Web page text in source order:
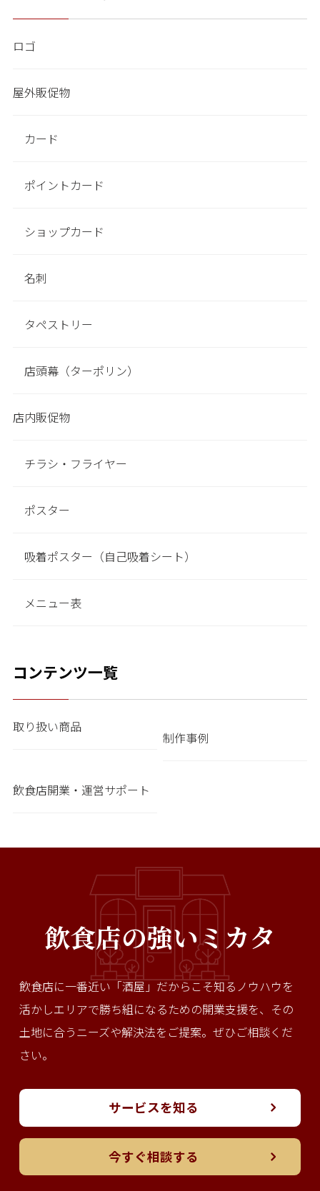
ロゴ
屋外販促物
カード
ポイントカード
ショップカード
名刺
タペストリー
店頭幕（ターポリン）
店内販促物
チラシ・フライヤー
ポスター
吸着ポスター（自己吸着シート）
メニュー表
コンテンツ一覧
取り扱い商品
制作事例
飲食店開業・運営サポート
飲食店の強いミカタ
飲食店に一番近い「酒屋」だからこそ知るノウハウを
活かしエリアで勝ち組になるための開業支援を、その
土地に合うニーズや解決法をご提案。ぜひご相談くだ
さい。
サービスを知る
今すぐ相談する